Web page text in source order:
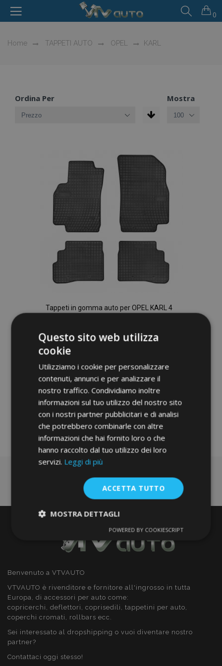
0
Home TAPPETI AUTO OPEL KARL
Ordina Per Mostra
Tappeti in gomma auto per OPEL KARL 4
Aggiungi
alla
lista
desideri
Benvenuto a VTVAUTO
VTVAUTO è rivenditore e fornitore all'ingrosso in tutta
Europa, di accessori per auto come:
copricerchi, deflettori, coprisedili, tappetini per auto,
coperchi cromati, rollbars ecc.
Sei interessato al dropshipping o vuoi diventare nostro
partner?
Contattaci oggi stesso!
Questo sito web utilizza
cookie
Utilizziamo i cookie per personalizzare
contenuti, annunci e per analizzare il
nostro traffico. Condividiamo inoltre
informazioni sul tuo utilizzo del nostro sito
con i nostri partner pubblicitari e di analisi
che potrebbero combinarle con altre
informazioni che hai fornito loro o che
hanno raccolto dal tuo utilizzo dei loro
servizi. Leggi di più
ACCETTA TUTTO
MOSTRA DETTAGLI
necessari
Performance
POWERED BY COOKIESCRIPT